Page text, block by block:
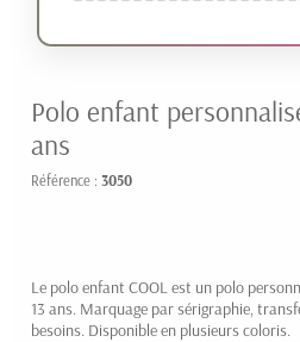
Polo enfant
ans
Référence : 3050
Le polo enfant COOL est un polo
13 ans. Marquage par sérigraphie,
besoins. Disponible en plusieurs coloris.